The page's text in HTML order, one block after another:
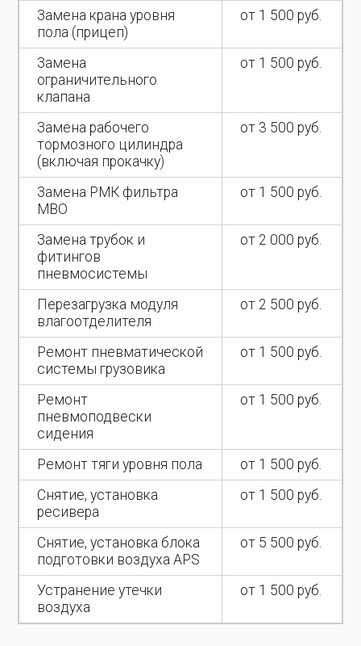
Замена крана уровня
пола (прицеп)
от 1 500 руб.
Замена
ограничительного
клапана
от 1 500 руб.
Замена рабочего
тормозного цилиндра
(включая прокачку)
от 3 500 руб.
Замена РМК фильтра
МВО
от 1 500 руб.
Замена трубок и
фитингов
пневмосистемы
от 2 000 руб.
Перезагрузка модуля
влагоотделителя
от 2 500 руб.
Ремонт пневматической
системы грузовика
от 1 500 руб.
Ремонт
пневмоподвески
сидения
от 1 500 руб.
Ремонт тяги уровня пола
от 1 500 руб.
Снятие, установка
ресивера
от 1 500 руб.
Снятие, установка блока
подготовки воздуха APS
от 5 500 руб.
Устранение утечки
воздуха
от 1 500 руб.